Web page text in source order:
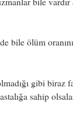
bile ölüm
gibi biraz
sahip